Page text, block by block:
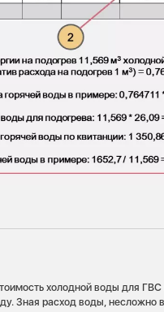
холодной воды для
Зная расход воды, несложно